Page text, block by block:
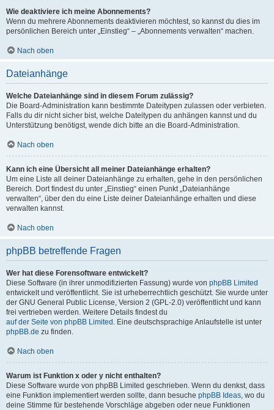
Wie deaktiviere ich meine Abonnements?
Wenn du mehrere Abonnements deaktivieren möchtest, so kannst du dies im
persönlichen Bereich unter „Einstieg“ – „Abonnements verwalten“ machen.
Nach oben
Dateianhänge
Welche Dateianhänge sind in diesem Forum zulässig?
Die Board-Administration kann bestimmte Dateitypen zulassen oder verbieten.
Falls du dir nicht sicher bist, welche Dateitypen du anhängen kannst und du
Unterstützung benötigst, wende dich bitte an die Board-Administration.
Nach oben
Kann ich eine Übersicht all meiner Dateianhänge erhalten?
Um eine Liste all deiner Dateianhänge zu erhalten, gehe in den persönlichen
Bereich. Dort findest du unter „Einstieg“ einen Punkt „Dateianhänge
verwalten“, über den du eine Liste deiner Dateianhänge erhalten und diese
verwalten kannst.
Nach oben
phpBB betreffende Fragen
Wer hat diese Forensoftware entwickelt?
Diese Software (in ihrer unmodifizierten Fassung) wurde von phpBB Limited
entwickelt und veröffentlicht. Sie ist urheberrechtlich geschützt. Sie wurde unter
der GNU General Public License, Version 2 (GPL-2.0) veröffentlicht und kann
frei vertrieben werden. Weitere Details findest du
auf der Seite von phpBB Limited . Eine deutschsprachige Anlaufstelle ist unter
phpBB.de zu finden.
Nach oben
Warum ist Funktion x oder y nicht enthalten?
Diese Software wurde von phpBB Limited geschrieben. Wenn du denkst, dass
eine Funktion implementiert werden sollte, dann besuche phpBB Ideas, wo du
deine Stimme für bestehende Vorschläge abgeben oder neue Funktionen